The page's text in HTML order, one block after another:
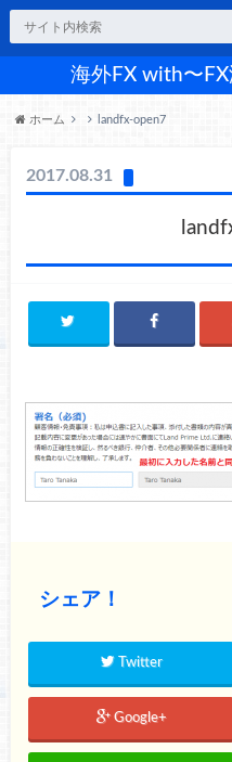
海外FX with〜
ホーム landfx-open7
2017.08.31
シェア！
Twitter
Google+